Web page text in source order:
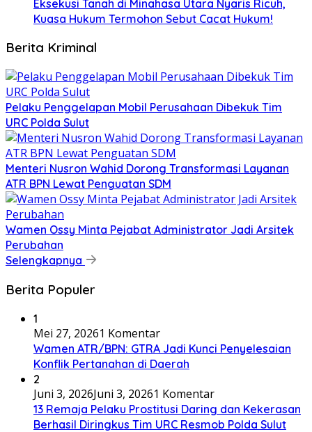
Eksekusi Tanah di Minahasa Utara Nyaris Ricuh,
Kuasa Hukum Termohon Sebut Cacat Hukum!
Berita Kriminal
​Pelaku Penggelapan Mobil Perusahaan Dibekuk Tim
URC Polda Sulut
​Menteri Nusron Wahid Dorong Transformasi Layanan
ATR BPN Lewat Penguatan SDM
Wamen Ossy Minta Pejabat Administrator Jadi Arsitek
Perubahan
Selengkapnya
Berita Populer
1
Mei 27, 20261 Komentar
Wamen ATR/BPN: GTRA Jadi Kunci Penyelesaian
Konflik Pertanahan di Daerah
2
Juni 3, 2026Juni 3, 20261 Komentar
13 Remaja Pelaku Prostitusi Daring dan Kekerasan
Berhasil Diringkus Tim URC Resmob Polda Sulut